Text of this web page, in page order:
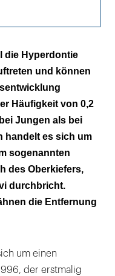
zählen:
die Hyperdontie
und können
Häufigkeit von 0,2
Jungen als bei
handelt es sich um
sogenannten
des Oberkiefers,
durchbricht.
die Entfernung
um einen
der erstmalig